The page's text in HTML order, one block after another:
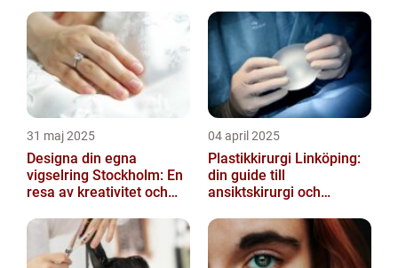
31 maj 2025
Designa din egna
vigselring Stockholm: En
resa av kreativitet och
04 april 2025
Plastikkirurgi Linköping:
din guide till
ansiktskirurgi och